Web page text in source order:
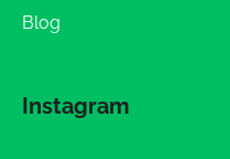
Blog
Instagram